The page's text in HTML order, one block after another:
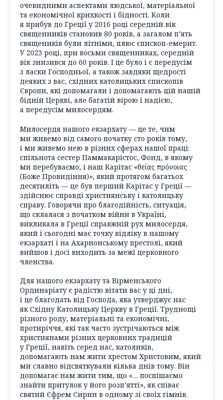
очевидними аспектами людської, матеріальної
та економічної крихкості і бідності. Коли
я прибув до Греції у 2016 році середній вік
священників становив 80 років, а загалом п’ять
священиків були літніми, плюс єпископ-емерит.
У 2023 році, при восьми священниках, середній
вік знизився до 60 років. І це було і є передусім
з ласки Господньої, а також завдяки щедрості
деяких з вас, східних католицьких єпископів
Європи, які допомагали і допомагають цій нашій
бідній Церкві, але багатій вірою і надією,
а передусім милосердям.
Милосердя нашого екзархату — це те, чим
ми живемо від самого початку сто років тому,
і ми живемо нею в різних сферах нашої праці:
спільнота сестер Паммакарістос, Фонд, в якому
ми перебуваємо, і наш Карітас «θείας πρόνοιας
(Боже Провидіння)», який протягом багатьох
десятиліть — це був перший Карітас у Греції —
здійснює справді християнську і католицьку
справу. Говорячи про благодійність, ситуація,
що склалася з початком війни в Україні,
викликала в Греції справжній рух милосердя,
який і сьогодні має точку відліку в нашому
екзархаті і на Ахарнонському престолі, який
вийшов і досі виходить за межі церковного
членства.
Для нашого екзархату та Вірменського
Ординаріату є радістю вітати вас у ці дні,
і це благодать від Господа, яка утверджує нас
як Східну Католицьку Церкву в Греції. Труднощі
різного роду, матеріальні та економічні,
протиріччя, які так часто зустрічаються між
християнами різних церковних традицій
у Греції, навіть серед нас, католиків,
допомагають нам жити хрестом Христовим, який
ми славно відсвяткували кілька днів тому. Він
допомагає нам жити тим, що «… поспішаємо
знайти притулок у його розп’ятті», як співає
святий Єфрем Сирин в одному зі своїх гімнів.